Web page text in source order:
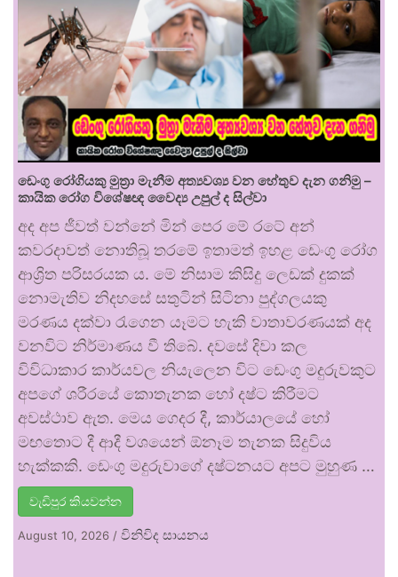
ඩෙංගු රෝගියකු ⁣මුත්‍රා මැනීම අත්‍යවශ්‍ය වන හේතුව දැන ගනිමු –
කායික රෝග විශේෂඥ වෛද්‍ය උපුල් ද සිල්වා
අද අප ජීවත් වන්නේ මින් පෙර මේ රටේ අන්
කවරදාවත් නොතිබූ තරමේ ඉතාමත් ඉහළ ඩෙංගු රෝග
ආශ්‍රිත පරිසරයක ය. මේ නිසාම කිසිදු ලෙඩක් දුකක්
නොමැතිව නිදහසේ සතුටින් සිටිනා පුද්ගලයකු
මරණය දක්වා රැගෙන යෑමට හැකි වාතාවරණයක් අද
වනවිට නිර්මාණය වී තිබේ. දවසේ දිවා කල
විවිධාකාර කාර්යවල නියැලෙන විට ඩෙංගු මදුරුවකුට
අපගේ ශරීරයේ කොතැනක හෝ දෂ්ට කිරීමට
අවස්ථාව ඇත. මෙය ගෙදර දී, කාර්යාලයේ හෝ
මඟතොට දී ආදී වශයෙන් ඕනෑම තැනක සිදුවිය
හැක්කකි. ඩෙංගු මදුරුවාගේ දෂ්ටනයට අපට මුහුණ …
වැඩිපුර කියවන්න
August 10, 2026 / විනිවිද සායනය